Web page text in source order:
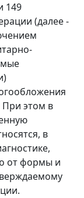
149
(далее -
При этом в
в
от формы и